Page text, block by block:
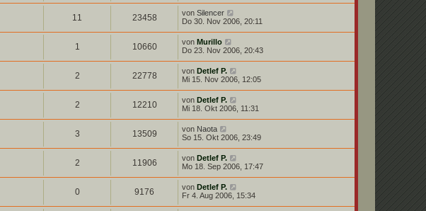
11 23458 von Silencer
Do 30. Nov 2006, 20:11
1 10660 von Murillo
Do 23. Nov 2006, 20:43
2 22778 von Detlef P.
Mi 15. Nov 2006, 12:05
2 12210 von Detlef P.
Mi 18. Okt 2006, 11:31
3 13509 von Naota
So 15. Okt 2006, 23:49
2 11906 von Detlef P.
Mo 18. Sep 2006, 17:47
0 9176 von Detlef P.
Fr 4. Aug 2006, 15:34